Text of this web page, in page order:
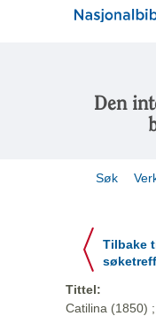
Den
Søk
Tilbake
søketreff
Tittel:
Catilina (1850)